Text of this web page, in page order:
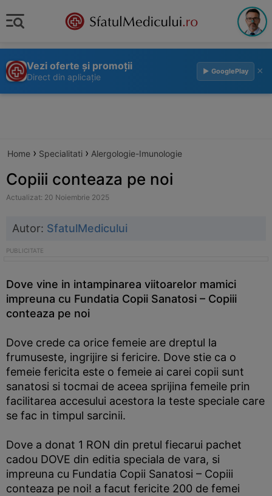
Vezi oferte și promoții
Direct din aplicație
▶ GooglePlay ×
Home › Specialitati › Alergologie-Imunologie
Copiii conteaza pe noi
Actualizat: 20 Noiembrie 2025
Autor: SfatulMedicului
Dove vine in intampinarea viitoarelor mamici
impreuna cu Fundatia Copii Sanatosi – Copiii
conteaza pe noi
Dove crede ca orice femeie are dreptul la
frumuseste, ingrijire si fericire. Dove stie ca o
femeie fericita este o femeie ai carei copii sunt
sanatosi si tocmai de aceea sprijina femeile prin
facilitarea accesului acestora la teste speciale care
se fac in timpul sarcinii.
Dove a donat 1 RON din pretul fiecarui pachet
cadou DOVE din editia speciala de vara, si
impreuna cu Fundatia Copii Sanatosi – Copiii
conteaza pe noi! a facut fericite 200 de femei